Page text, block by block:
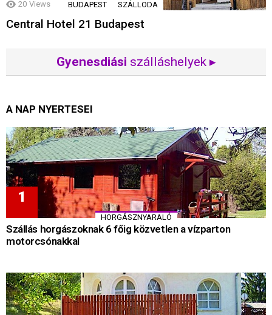
20 Views BUDAPEST SZÁLLODA
Central Hotel 21 Budapest
Gyenesdiási szálláshelyek ▸
A NAP NYERTESEI
HORGÁSZNYARALÓ
Szállás horgászoknak 6 főig közvetlen a vízparton
motorcsónakkal